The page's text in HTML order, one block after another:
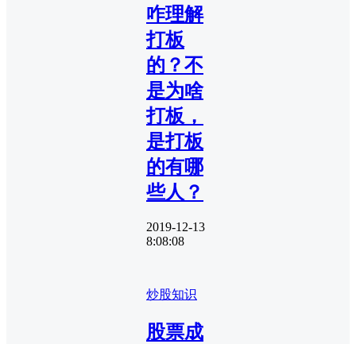
咋理解
打板
的？不
是为啥
打板，
是打板
的有哪
些人？
2019-12-13
8:08:08
炒股知识
股票成